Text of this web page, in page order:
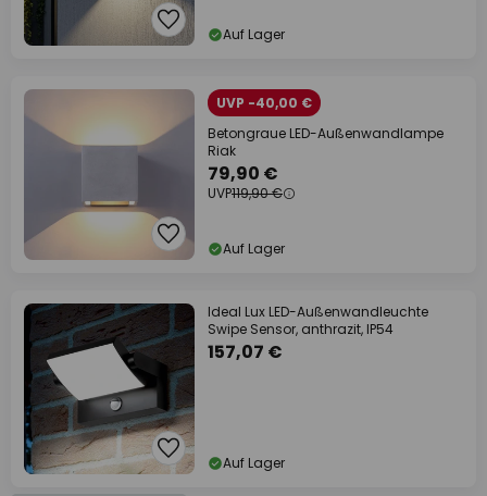
Auf Lager
UVP -40,00 €
Betongraue LED-Außenwandlampe
Riak
79,90 €
UVP119,90 €
Auf Lager
Ideal Lux LED-Außenwandleuchte
Swipe Sensor, anthrazit, IP54
157,07 €
Auf Lager